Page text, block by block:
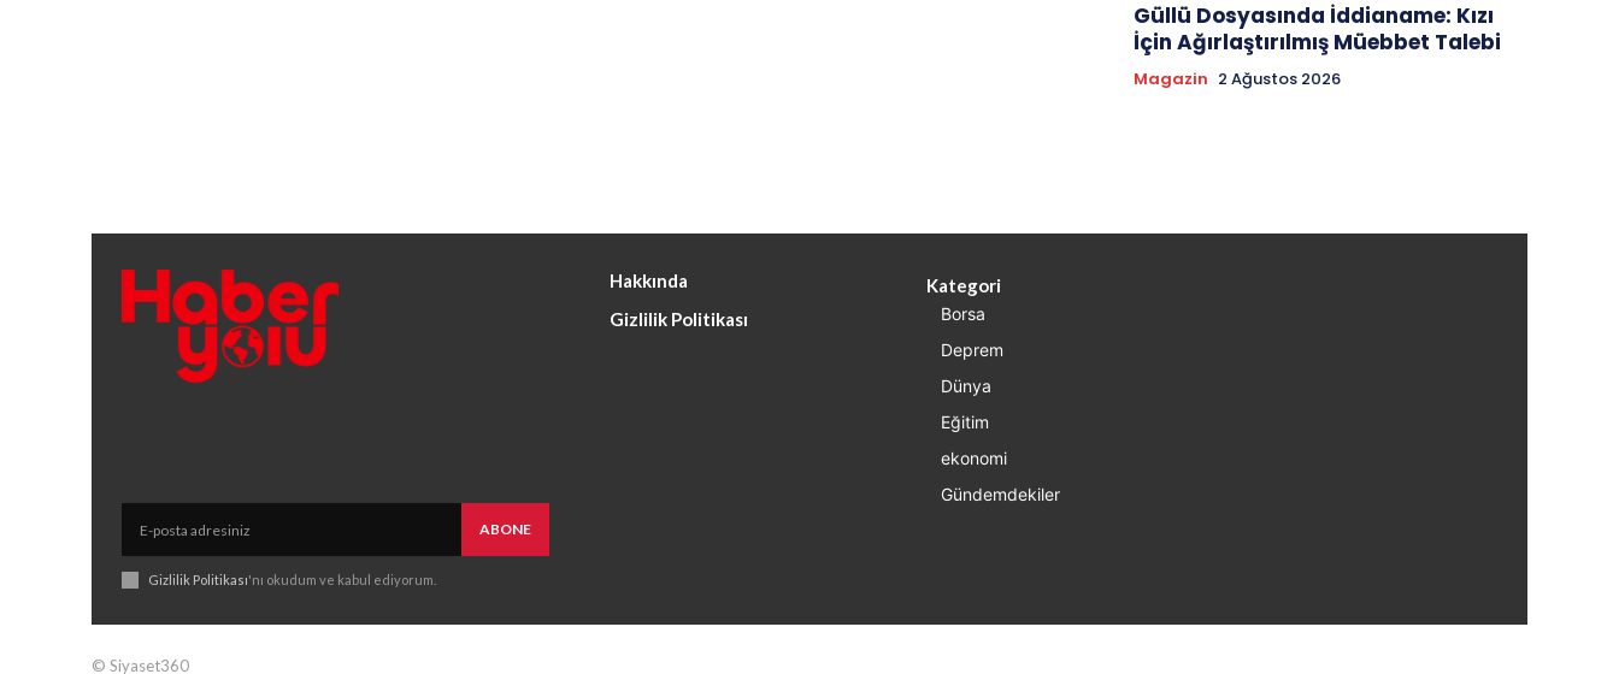
Güllü Dosyasında İddianame: Kızı
İçin Ağırlaştırılmış Müebbet Talebi
Magazin 2 Ağustos 2026
ABONE
Gizlilik Politikası'nı okudum ve kabul ediyorum.
Hakkında
Gizlilik Politikası
Kategori
Borsa
Deprem
Dünya
Eğitim
ekonomi
Gündemdekiler
© Siyaset360